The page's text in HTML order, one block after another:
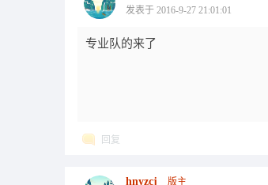
发表于 2016-9-27 21:01:01
专业队的来了
回复
hnyzcj 版主